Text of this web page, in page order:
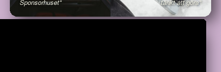
Sponsorhuset"
tänkt att göra"